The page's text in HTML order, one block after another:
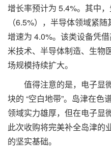
增长率预计为 5.4%。其中
（6.5%），半导体领域紧
增速为 4.0%。该类设备凭
米技术、半导体制造、生物
场规模持续扩大。
值得注意的是，电子显
块的 “空白地带”。岛津在色
领域实力雄厚，但在电子显
此次收购将完美补全岛津的
的坚实基础。